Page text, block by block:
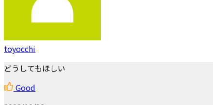
toyocchi
どうしてもほしい
Good